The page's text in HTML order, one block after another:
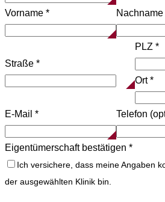
Vorname * Nachname
Straße *
PLZ *
Ort*
E-Mail * Telefon
Eigentümerschaft bestätigen *
Ich versichere, dass meine Angaben
der ausgewählten Klinik bin.